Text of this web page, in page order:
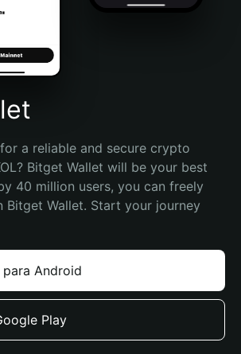
a reliable and secure crypto
Bitget Wallet will be your best
40 million users, you can freely
Bitget Wallet. Start your journey
para Android
Play